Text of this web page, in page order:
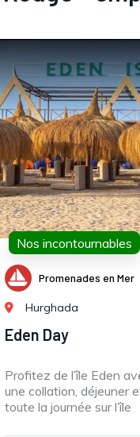
Nos incontournables
Promenades en Mer
Hurghada
Eden Day
Profitez de l’île Eden
une collation, déjeuner
toute la journée sur l’île